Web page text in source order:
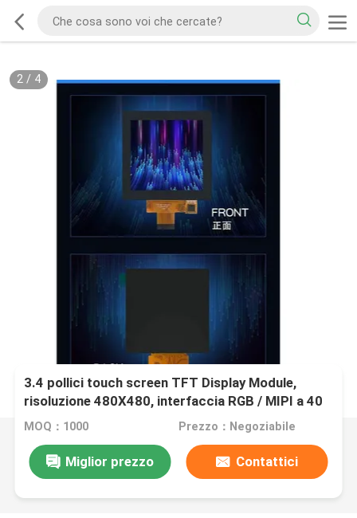
2/ 4
3.4 pollici touch screen TFT Display Module,
risoluzione 480X480, interfaccia RGB / MIPI a 40
pin
MOQ：1000 Prezzo：Negoziabile
Miglior prezzo Contattici